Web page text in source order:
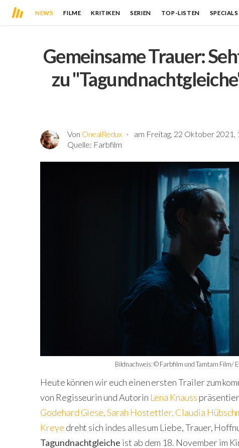
NEWS FILME KRITIKEN SERIEN TOP-LISTEN SPECIALS
Gemeinsame Trauer:
zu
Von OnealRedux
am Freitag, 22 Oktober 2021,
Quelle: Farbfilm
Bildnachweis: © Farbfilm und Tamtam Film/
Heute können wir euch einen ersten Trailer zum
von Regisseurin und Autorin Lena Knauss
Godehard Giese,Sarah Hostettler, Claudia
Kreye dreht sich indes alles um Liebe, Trauer,
Tagundnachtgleiche ist ab dem 18. November im